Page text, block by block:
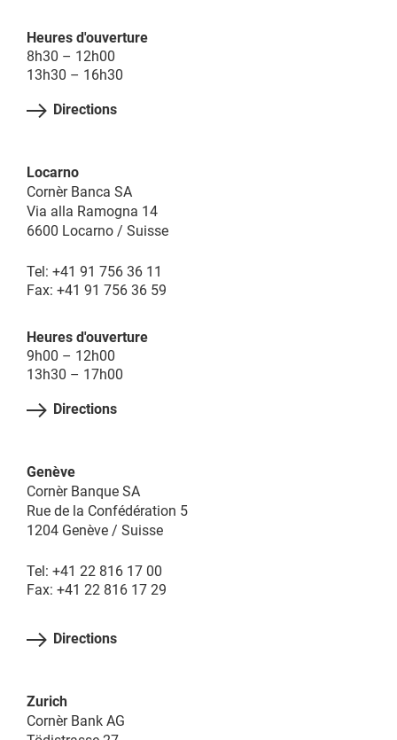
Heures d'ouverture
8h30 – 12h00
13h30 – 16h30
Directions
Locarno
Cornèr Banca SA
Via alla Ramogna 14
6600 Locarno / Suisse
Tel: +41 91 756 36 11
Fax: +41 91 756 36 59
Heures d'ouverture
9h00 – 12h00
13h30 – 17h00
Directions
Genève
Cornèr Banque SA
Rue de la Confédération 5
1204 Genève / Suisse
Tel: +41 22 816 17 00
Fax: +41 22 816 17 29
Directions
Zurich
Cornèr Bank AG